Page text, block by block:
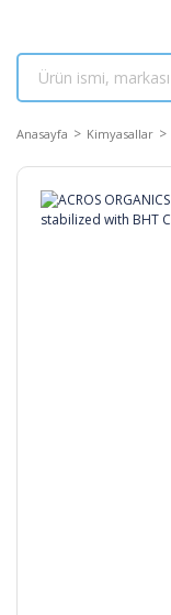
Anasayfa Kimyasallar